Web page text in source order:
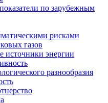
по зарубежным
рисками
газов
источники энергии
разнообразия